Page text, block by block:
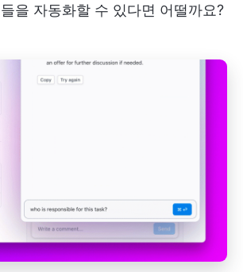
을 자동화할 수 있다면 어떨까요?